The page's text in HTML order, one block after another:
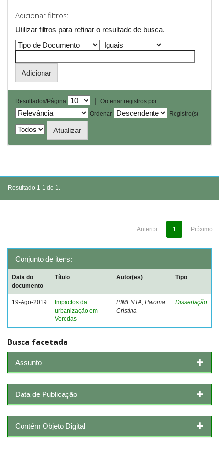
Adicionar filtros:
Utilizar filtros para refinar o resultado de busca.
Resultados/Página |
Ordenar registros por
Ordenar
Registro(s)
Resultado 1-1 de 1.
Anterior 1 Próximo
Conjunto de itens:
Data do
documento
Título Autor(es) Tipo
19-Ago-2019
Impactos da
urbanização em
Veredas
PIMENTA, Paloma
Cristina
Dissertação
Busca facetada
Assunto
Data de Publicação
Contém Objeto Digital